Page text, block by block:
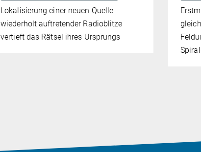
Lokalisierung einer neuen Quelle
wiederholt auftretender Radioblitze
vertieft das Rätsel ihres Ursprungs